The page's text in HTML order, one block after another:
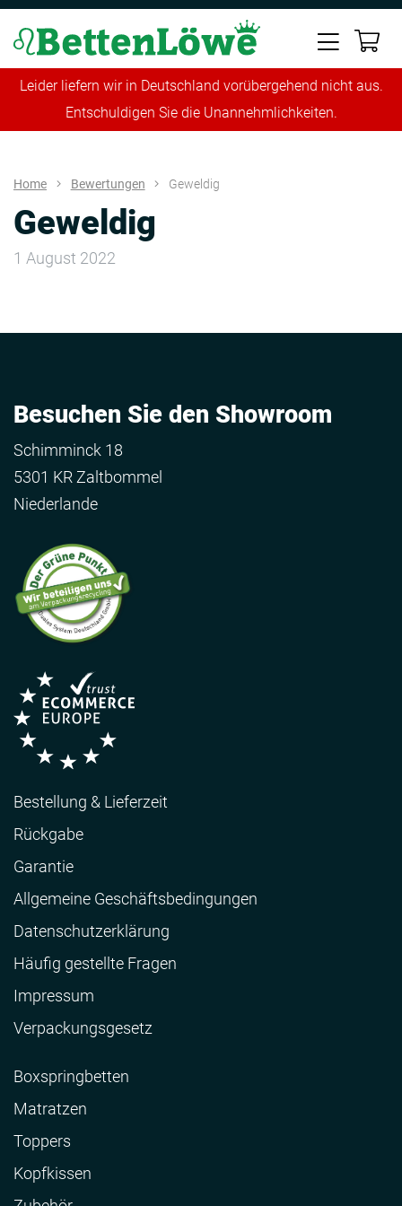
Leider liefern wir in Deutschland vorübergehend nicht aus.
Entschuldigen Sie die Unannehmlichkeiten.
Home Bewertungen Geweldig
Geweldig
1 August 2022
Besuchen Sie den Showroom
Schimminck 18
5301 KR Zaltbommel
Niederlande
Bestellung & Lieferzeit
Rückgabe
Garantie
Allgemeine Geschäftsbedingungen
Datenschutzerklärung
Häufig gestellte Fragen
Impressum
Verpackungsgesetz
Boxspringbetten
Matratzen
Toppers
Kopfkissen